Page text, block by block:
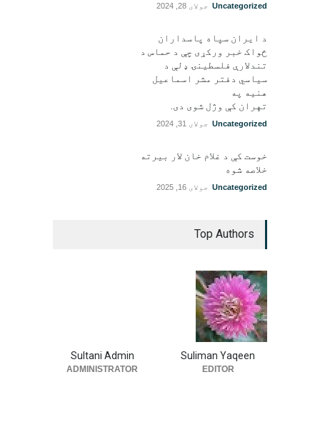
Uncategorized جولای 28, 2024
د ایران سپاه پاسداران
ځواک خبر ورکړی چې د حماس د
تندلارې فلسطينۍ ډلې د
سیاسي دفتر مشر اسماعیل
هنيه په
تهران کې وژل شوی دی.
Uncategorized جولای 31, 2024
خوست کې د غلام خان لار بیرته
خلاصه شوه
Uncategorized جولای 16, 2025
Top Authors
Suliman Yaqeen
EDITOR
Sultani Admin
ADMINISTRATOR